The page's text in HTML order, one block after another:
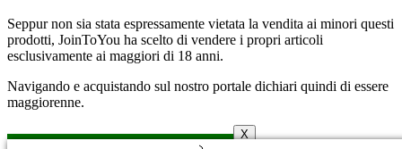
Seppur non sia stata espressamente vietata la vendita ai minori questi
prodotti, JoinToYou ha scelto di vendere i propri articoli
esclusivamente ai maggiori di 18 anni.
Navigando e acquistando sul nostro portale dichiari quindi di essere
maggiorenne.
X